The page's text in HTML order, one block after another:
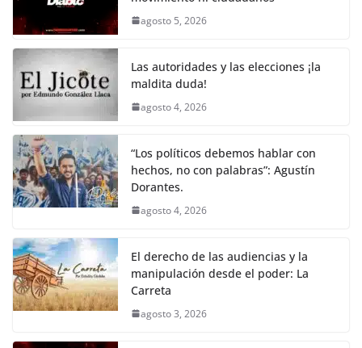
b
o
o
k
A
p
Li
k
a
agosto 5, 2026
Las autoridades y las elecciones ¡la
maldita duda!
agosto 4, 2026
“Los políticos debemos hablar con
hechos, no con palabras”: Agustín
Dorantes.
agosto 4, 2026
El derecho de las audiencias y la
manipulación desde el poder: La
Carreta
agosto 3, 2026